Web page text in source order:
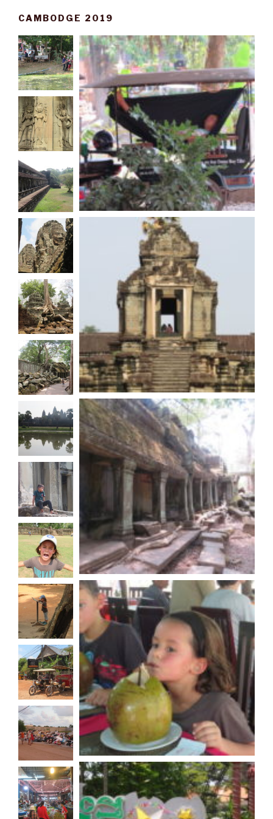
CAMBODGE 2019